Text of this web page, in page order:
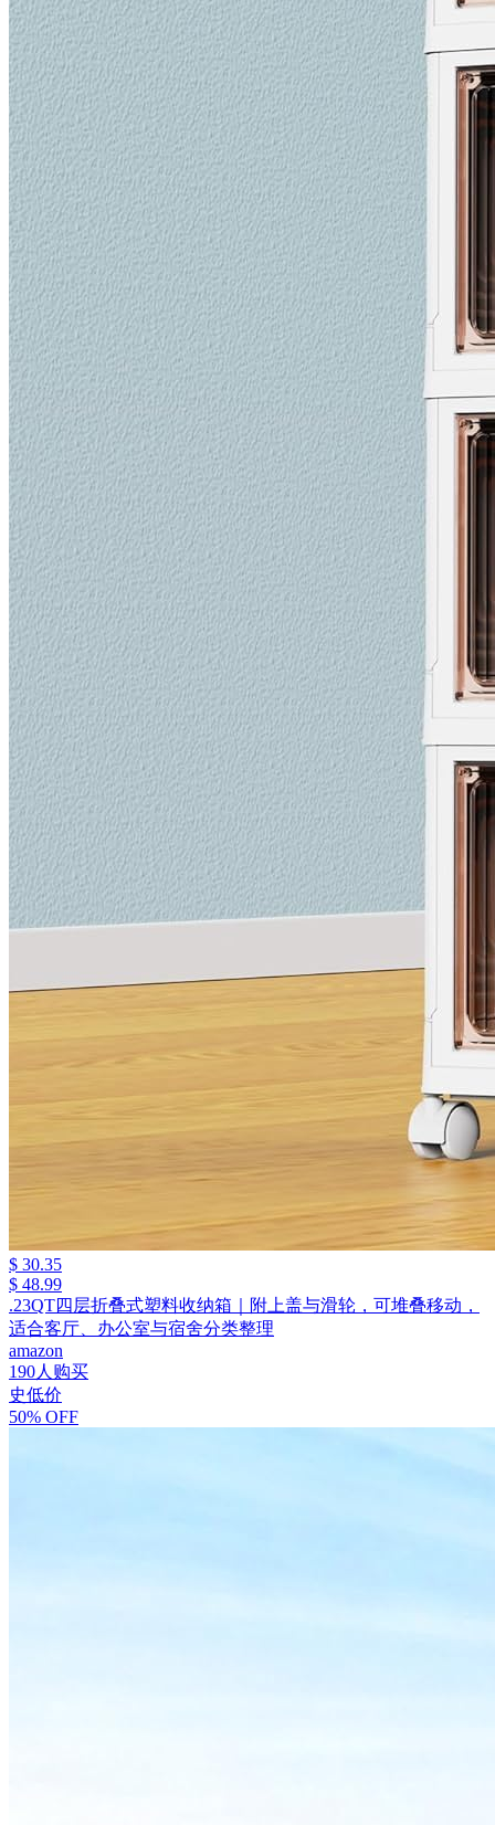
$ 30.35
$ 48.99
.23QT四层折叠式塑料收纳箱｜附上盖与滑轮，可堆叠移动，
适合客厅、办公室与宿舍分类整理
amazon
190人购买
史低价
50% OFF